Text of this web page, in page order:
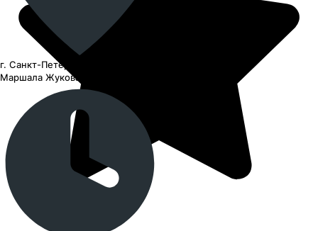
г. Санкт-Петербург, проспект
Маршала Жукова, 78